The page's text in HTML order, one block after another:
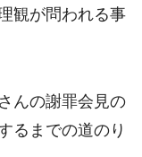
観が問われる事
んの謝罪会見の
るまでの道のり